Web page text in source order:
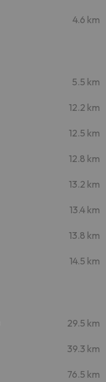
4.6 km
5.5 km
12.2 km
12.5 km
12.8 km
13.2 km
13.4 km
13.8 km
14.5 km
29.5 km
39.3 km
76.5 km